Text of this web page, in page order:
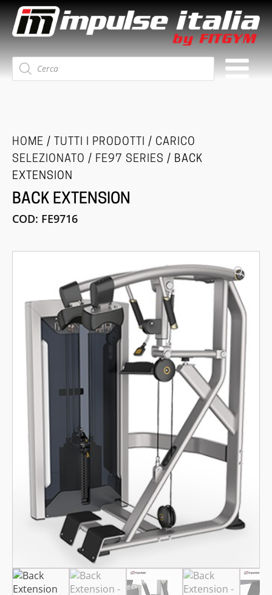
Ricerca
prodotti
HOME / TUTTI I PRODOTTI / CARICO
SELEZIONATO / FE97 SERIES / BACK
EXTENSION
BACK EXTENSION
COD: FE9716